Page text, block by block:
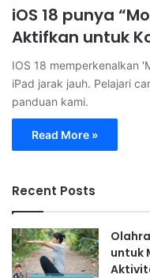
iOS 18 punya
Aktifkan untuk
IOS 18 memperkenalkan
iPad jarak jauh. Pelajari
panduan kami.
Read More »
Recent Posts
untuk